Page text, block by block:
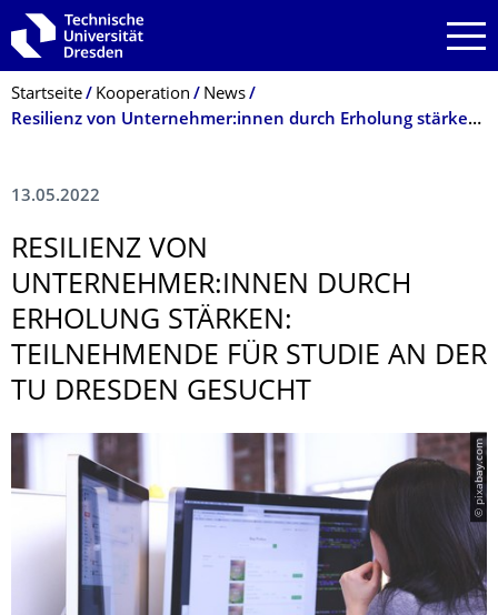
Zur Hauptnavigation springen
Zur Suche springen
Zum Inhalt springen
Breadcrumb-Menü
Startseite Kooperation
News
Resilienz von Unternehmer:innen durch Erholung stärken: Teilnehmende für Studie an der TU Dresden gesucht
13.05.2022
RESILIENZ VON
UNTERNEHMER:INNEN DURCH
ERHOLUNG STÄRKEN:
TEILNEHMENDE FÜR STUDIE AN DER
TU DRESDEN GESUCHT
© pixabay.com